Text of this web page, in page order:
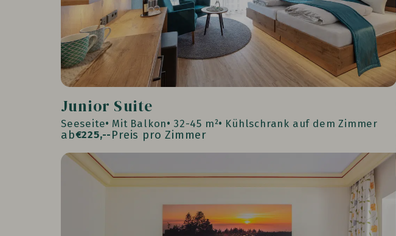
Junior Suite
Seeseite Mit Balkon 32-45 m² Kühlschrank auf dem Zimmer
ab€225,-- Preis pro Zimmer